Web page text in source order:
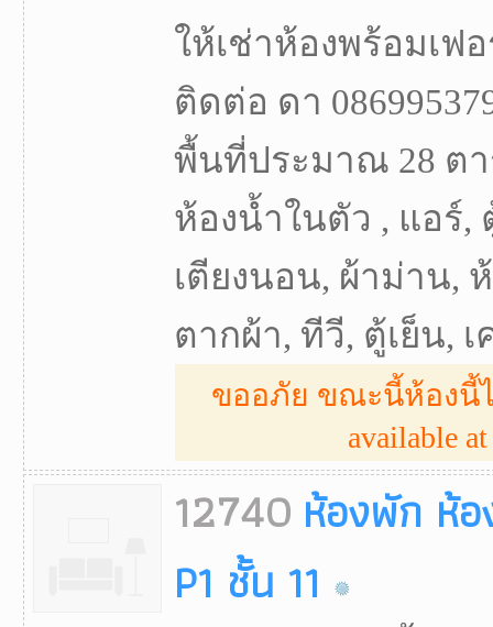
ให้เช่าห้องพร้อมเฟ
ติดต่อ ดา
พื้นที่ประมาณ 28 ตา
ห้องน้ำในตัว , แอร์,
เตียงนอน, ผ้าม่าน,
ตากผ้า, ทีวี, ตู้เย็น,
ขออภัย ขณะนี้ห้องนี้ไ
available
12740 ห้องพัก ห้อ
P1 ชั้น 11